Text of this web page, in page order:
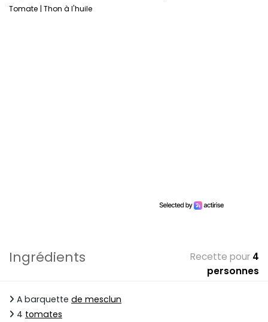
Tomate Thon à l'huile
Ingrédients Recette pour 4
personnes
A barquette de mesclun
4 tomates